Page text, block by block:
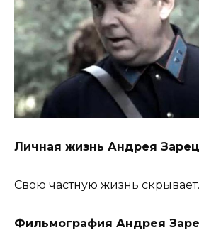
Личная жизнь Андрея
Свою частную жизнь скрывает.
Фильмография Андрея